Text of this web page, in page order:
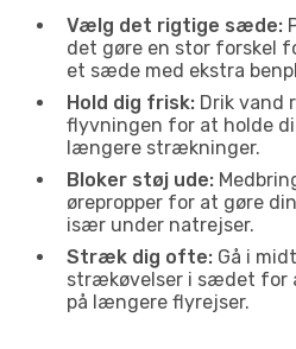
Vælg det rigtige sæde:
det gøre en stor forskel
et sæde med ekstra
Hold dig frisk: Drik vand
flyvningen for at holde
længere strækninger.
Bloker støj ude:
ørepropper for at gøre
især under natrejser.
Stræk dig ofte: Gå i
strækøvelser i sædet for
på længere flyrejser.